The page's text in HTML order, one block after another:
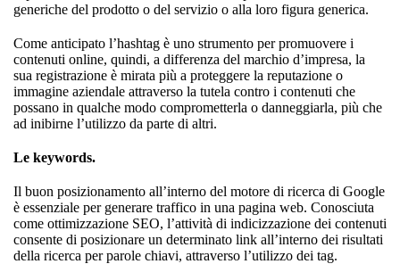
generiche del prodotto o del servizio o alla loro figura generica.
Come anticipato l’hashtag è uno strumento per promuovere i
contenuti online, quindi, a differenza del marchio d’impresa, la
sua registrazione è mirata più a proteggere la reputazione o
immagine aziendale attraverso la tutela contro i contenuti che
possano in qualche modo comprometterla o danneggiarla, più che
ad inibirne l’utilizzo da parte di altri.
Le keywords.
Il buon posizionamento all’interno del motore di ricerca di Google
è essenziale per generare traffico in una pagina web. Conosciuta
come ottimizzazione SEO, l’attività di indicizzazione dei contenuti
consente di posizionare un determinato link all’interno dei risultati
della ricerca per parole chiavi, attraverso l’utilizzo dei tag.